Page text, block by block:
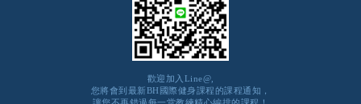
歡迎加入Line@,
您將會到最新BH國際健身課程的課程通知，